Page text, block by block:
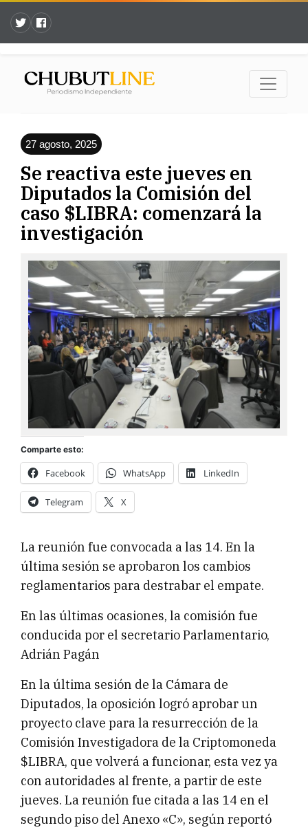
27 agosto, 2025
Se reactiva este jueves en
Diputados la Comisión del
caso $LIBRA: comenzará la
investigación
Comparte esto:
Facebook WhatsApp LinkedIn
Telegram X
La reunión fue convocada a las 14. En la
última sesión se aprobaron los cambios
reglamentarios para destrabar el empate.
En las últimas ocasiones, la comisión fue
conducida por el secretario Parlamentario,
Adrián Pagán
En la última sesión de la Cámara de
Diputados, la oposición logró aprobar un
proyecto clave para la resurrección de la
Comisión Investigadora de la Criptomoneda
$LIBRA, que volverá a funcionar, esta vez ya
con autoridades al frente, a partir de este
jueves. La reunión fue citada a las 14 en el
segundo piso del Anexo «C», según reportó